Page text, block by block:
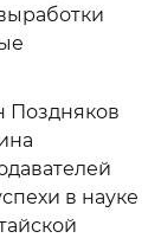
Поздняков
в науке